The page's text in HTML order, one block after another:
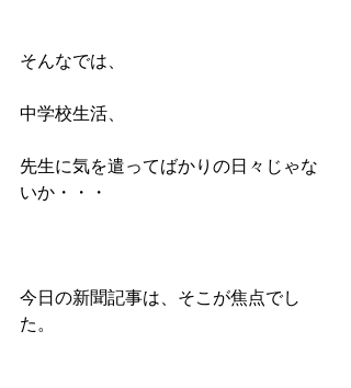
そんなでは、
中学校生活、
先生に気を遣ってばかりの日々じゃな
いか・・・
今日の新聞記事は、そこが焦点でし
た。